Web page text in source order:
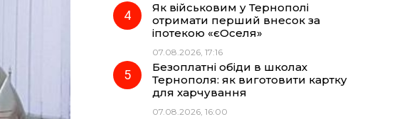
Як військовим у Тернополі
отримати перший внесок за
іпотекою «єОселя»
07.08.2026, 17:16
Безоплатні обіди в школах
Тернополя: як виготовити картку
для харчування
07.08.2026, 16:00